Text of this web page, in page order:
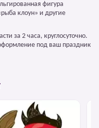
фигура
клоун» и другие
за 2 часа, круглосуточно.
под ваш праздник